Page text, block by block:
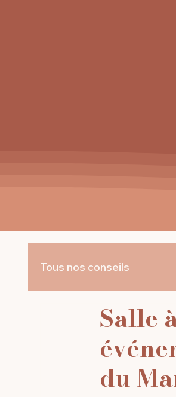
Tous nos conseils
Salle
du